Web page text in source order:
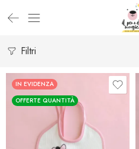
Filtri
IN EVIDENZA
OFFERTE QUANTITÀ